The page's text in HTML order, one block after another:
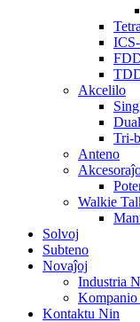
Akcelilo
Tri-
Anteno
Walkie
Solvoj
Subteno
Novaĵoj
Industria
Kontaktu Nin